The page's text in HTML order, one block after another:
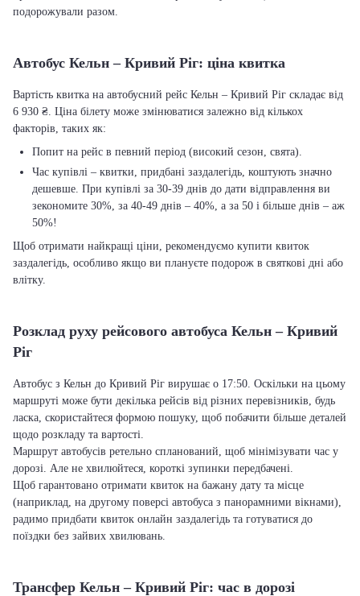
подорожували разом.
Автобус Кельн – Кривий Ріг: ціна квитка
Вартість квитка на автобусний рейс Кельн – Кривий Ріг складає від
6 930 ₴. Ціна білету може змінюватися залежно від кількох
факторів, таких як:
Попит на рейс в певний період (високий сезон, свята).
Час купівлі – квитки, придбані заздалегідь, коштують значно
дешевше. При купівлі за 30-39 днів до дати відправлення ви
зекономите 30%, за 40-49 днів – 40%, а за 50 і більше днів – аж
50%!
Щоб отримати найкращі ціни, рекомендуємо купити квиток
заздалегідь, особливо якщо ви плануєте подорож в святкові дні або
влітку.
Розклад руху рейсового автобуса Кельн – Кривий
Ріг
Автобус з Кельн до Кривий Ріг вирушає о 17:50. Оскільки на цьому
маршруті може бути декілька рейсів від різних перевізників, будь
ласка, скористайтеся формою пошуку, щоб побачити більше деталей
щодо розкладу та вартості.
Маршрут автобусів ретельно спланований, щоб мінімізувати час у
дорозі. Але не хвилюйтеся, короткі зупинки передбачені.
Щоб гарантовано отримати квиток на бажану дату та місце
(наприклад, на другому поверсі автобуса з панорамними вікнами),
радимо придбати квиток онлайн заздалегідь та готуватися до
поїздки без зайвих хвилювань.
Трансфер Кельн – Кривий Ріг: час в дорозі